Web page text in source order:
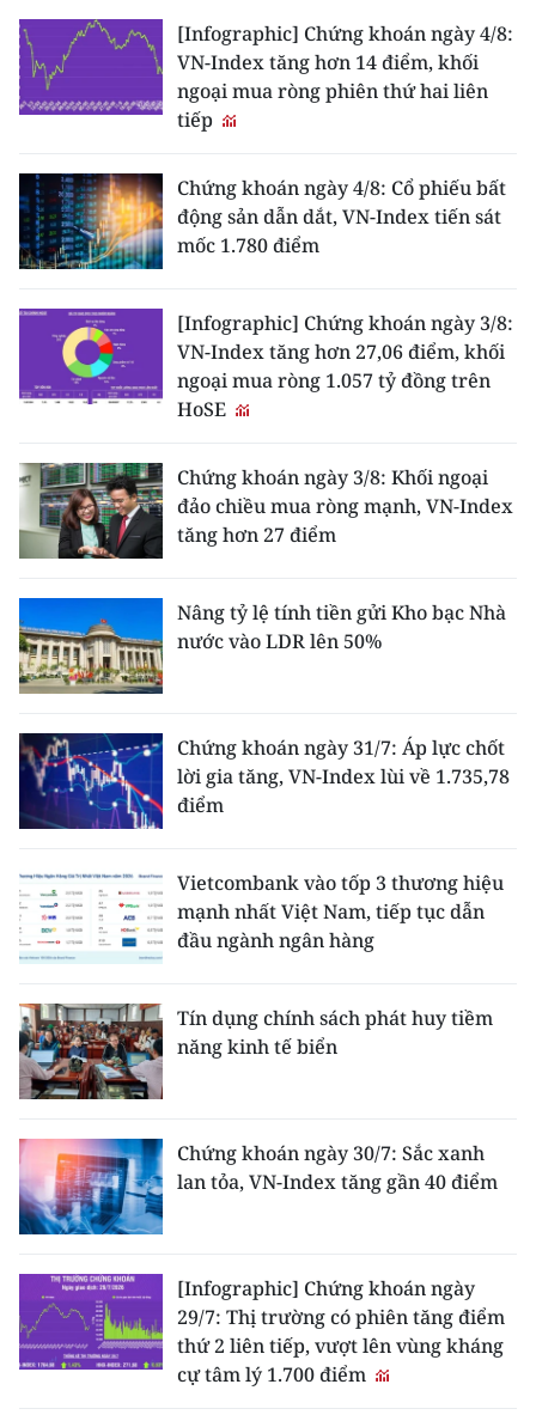
[Infographic] Chứng khoán ngày 4/8:
VN-Index tăng hơn 14 điểm, khối
ngoại mua ròng phiên thứ hai liên
tiếp
Chứng khoán ngày 4/8: Cổ phiếu bất
động sản dẫn dắt, VN-Index tiến sát
mốc 1.780 điểm
[Infographic] Chứng khoán ngày 3/8:
VN-Index tăng hơn 27,06 điểm, khối
ngoại mua ròng 1.057 tỷ đồng trên
HoSE
Chứng khoán ngày 3/8: Khối ngoại
đảo chiều mua ròng mạnh, VN-Index
tăng hơn 27 điểm
Nâng tỷ lệ tính tiền gửi Kho bạc Nhà
nước vào LDR lên 50%
Chứng khoán ngày 31/7: Áp lực chốt
lời gia tăng, VN-Index lùi về 1.735,78
điểm
Vietcombank vào tốp 3 thương hiệu
mạnh nhất Việt Nam, tiếp tục dẫn
đầu ngành ngân hàng
Tín dụng chính sách phát huy tiềm
năng kinh tế biển
Chứng khoán ngày 30/7: Sắc xanh
lan tỏa, VN-Index tăng gần 40 điểm
[Infographic] Chứng khoán ngày
29/7: Thị trường có phiên tăng điểm
thứ 2 liên tiếp, vượt lên vùng kháng
cự tâm lý 1.700 điểm